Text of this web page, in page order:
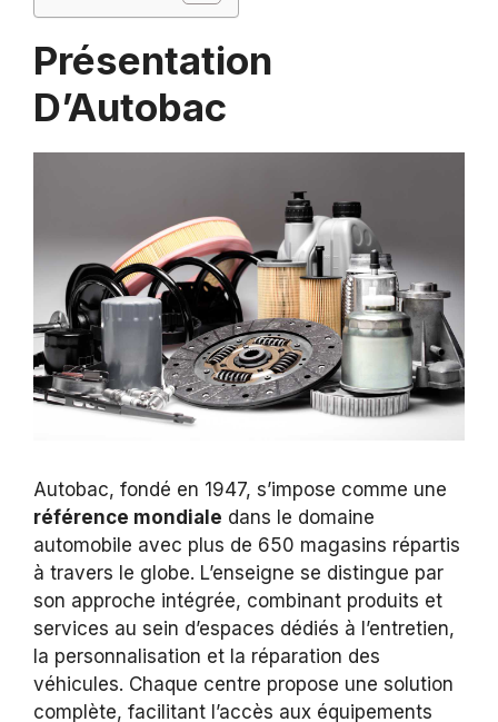
Présentation
D’Autobac
Autobac, fondé en 1947, s’impose comme une
référence mondiale dans le domaine
automobile avec plus de 650 magasins répartis
à travers le globe. L’enseigne se distingue par
son approche intégrée, combinant produits et
services au sein d’espaces dédiés à l’entretien,
la personnalisation et la réparation des
véhicules. Chaque centre propose une solution
complète, facilitant l’accès aux équipements